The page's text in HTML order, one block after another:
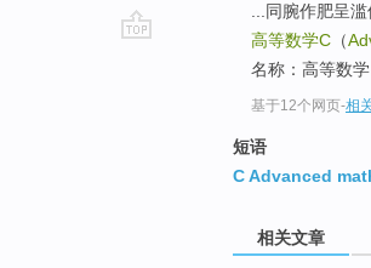
...同腕作肥呈
高等数学C （
名称：高等数
基于12个网页-相
短语
C Advanced
相关文章